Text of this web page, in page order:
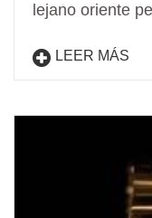
lejano oriente
LEER MÁS